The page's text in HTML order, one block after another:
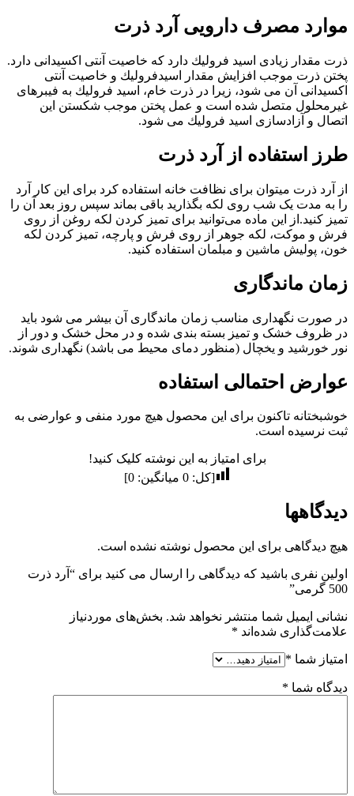
موارد مصرف دارویی آرد ذرت
ذرت مقدار زیادی اسید فرولیك دارد كه خاصیت آنتی ‌اكسیدانی دارد.
پختن ذرت موجب افزایش مقدار اسیدفرولیك و خاصیت آنتی
‌اكسیدانی آن می ‌شود، زیرا در ذرت خام، اسید فرولیك به فیبرهای
غیرمحلول متصل شده است و عمل پختن موجب شكستن این
اتصال و آزادسازی اسید فرولیك می ‌شود.
طرز استفاده از آرد ذرت
از آرد ذرت میتوان برای نظافت خانه استفاده کرد برای این کار آرد
را به مدت یک شب روی لکه بگذارید باقی بماند سپس روز بعد آن را
تمیز کنید.از این ماده می‌توانید برای تمیز کردن لکه روغن از روی
فرش و موکت، لکه جوهر از روی فرش و پارچه، تمیز کردن لکه
خون، پولیش ماشین و مبلمان استفاده کنید.
زمان ماندگاری
در صورت نگهداری مناسب زمان ماندگاری آن بیشر می شود باید
در ظروف خشک و تمیز بسته بندی شده و در محل خشک و دور از
نور خورشید و یخچال (منظور دمای محیط می باشد) نگهداری شوند.
عوارض احتمالی استفاده
خوشبختانه تاکنون برای این محصول هیچ مورد منفی و عوارضی به
ثبت نرسیده است.
برای امتیاز به این نوشته کلیک کنید!
[کل:0 میانگین:0
]
دیدگاهها
هیچ دیدگاهی برای این محصول نوشته نشده است.
اولین نفری باشید که دیدگاهی را ارسال می کنید برای “آرد ذرت
500 گرمی”
نشانی ایمیل شما منتشر نخواهد شد. بخش‌های موردنیاز
علامت‌گذاری شده‌اند *
امتیاز شما *
دیدگاه شما *